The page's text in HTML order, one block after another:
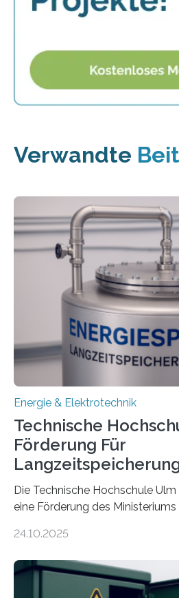
Verwandte
Energie & Elektrotechnik
Technische
Förderung Für
Die Technische Hochschule
eine Förderung des
Forschungsprojekt „LAGER –
Quartieren“ eingeworben. Ziel
Entwicklung, Erprobung und
24.10.2025